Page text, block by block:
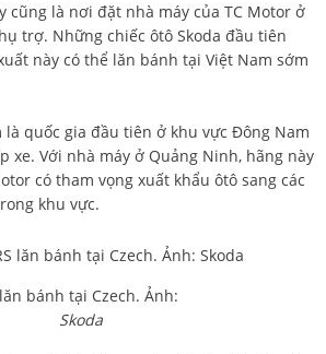
cũng là nơi đặt nhà máy của TC Motor ở
trợ. Những chiếc ôtô Skoda đầu tiên
này có thể lăn bánh tại Việt Nam sớm
là quốc gia đầu tiên ở khu vực Đông Nam
xe. Với nhà máy ở Quảng Ninh, hãng này
có tham vọng xuất khẩu ôtô sang các
khu vực.
bánh tại Czech. Ảnh:
Skoda